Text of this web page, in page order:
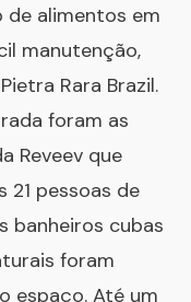
de alimentos em
manutenção,
Rara Brazil.
foram as
Reveev que
pessoas de
banheiros cubas
foram
espaço. Até um